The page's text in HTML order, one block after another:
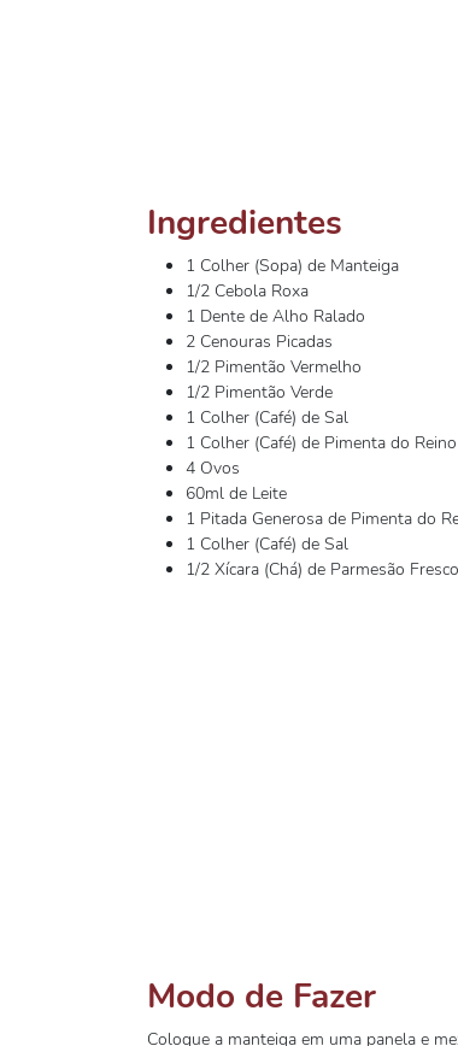
Ingredientes
1 Colher (Sopa) de Manteiga
1/2 Cebola Roxa
1 Dente de Alho Ralado
2 Cenouras Picadas
1/2 Pimentão Vermelho
1/2 Pimentão Verde
1 Colher (Café) de Sal
1 Colher (Café) de Pimenta do Reino
4 Ovos
60ml de Leite
1 Pitada Generosa de Pimenta do
1 Colher (Café) de Sal
1/2 Xícara (Chá) de Parmesão Fresco
Modo de Fazer
Coloque a manteiga em uma panela e